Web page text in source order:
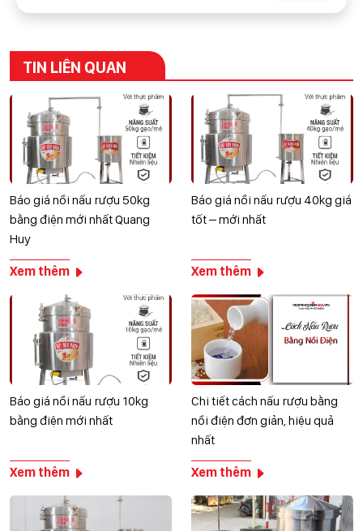
TIN LIÊN QUAN
Báo giá nồi nấu rượu 50kg
bằng điện mới nhất Quang
Huy
Xem thêm
Báo giá nồi nấu rượu 40kg giá
tốt – mới nhất
Xem thêm
Báo giá nồi nấu rượu 10kg
bằng điện mới nhất
Xem thêm
Chi tiết cách nấu rượu bằng
nồi điện đơn giản, hiệu quả
nhất
Xem thêm